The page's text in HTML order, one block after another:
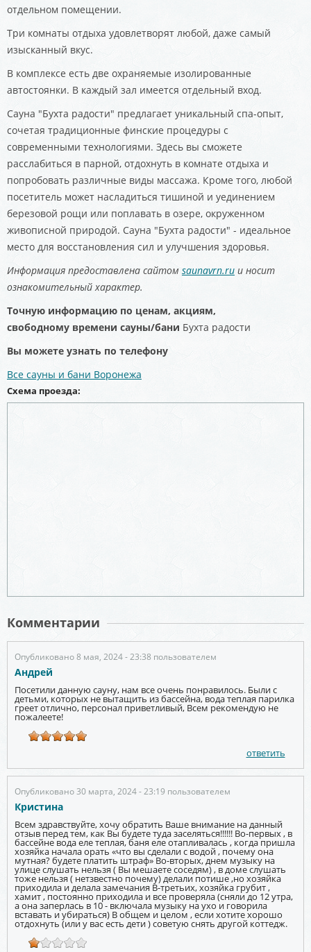
отдельном помещении.
Три комнаты отдыха удовлетворят любой, даже самый
изысканный вкус.
В комплексе есть две охраняемые изолированные
автостоянки. В каждый зал имеется отдельный вход.
Сауна "Бухта радости" предлагает уникальный спа-опыт,
сочетая традиционные финские процедуры с
современными технологиями. Здесь вы сможете
расслабиться в парной, отдохнуть в комнате отдыха и
попробовать различные виды массажа. Кроме того, любой
посетитель может насладиться тишиной и уединением
березовой рощи или поплавать в озере, окруженном
живописной природой. Сауна "Бухта радости" - идеальное
место для восстановления сил и улучшения здоровья.
Информация предоставлена сайтом saunavrn.ru и носит
ознакомительный характер.
Точную информацию по ценам, акциям,
свободному времени сауны/бани Бухта радости
Вы можете узнать по телефону
Все сауны и бани Воронежа
Схема проезда:
Комментарии
Опубликовано 8 мая, 2024 - 23:38 пользователем
Андрей
Посетили данную сауну, нам все очень понравилось. Были с
детьми, которых не вытащить из бассейна, вода теплая парилка
греет отлично, персонал приветливый, Всем рекомендую не
пожалеете!
ответить
Опубликовано 30 марта, 2024 - 23:19 пользователем
Кристина
Всем здравствуйте, хочу обратить Ваше внимание на данный
отзыв перед тем, как Вы будете туда заселяться!!!!!! Во-первых , в
бассейне вода еле теплая, баня еле отапливалась , когда пришла
хозяйка начала орать «что вы сделали с водой , почему она
мутная? будете платить штраф» Во-вторых, днем музыку на
улице слушать нельзя ( Вы мешаете соседям) , в доме слушать
тоже нельзя ( нетзвестно почему) делали потише ,но хозяйка
приходила и делала замечания В-третьих, хозяйка грубит ,
хамит , постоянно приходила и все проверяла (сняли до 12 утра,
а она заперлась в 10 - включала музыку на ухо и говорила
вставать и убираться) В общем и целом , если хотите хорошо
отдохнуть (или у вас есть дети ) советую снять другой коттедж.